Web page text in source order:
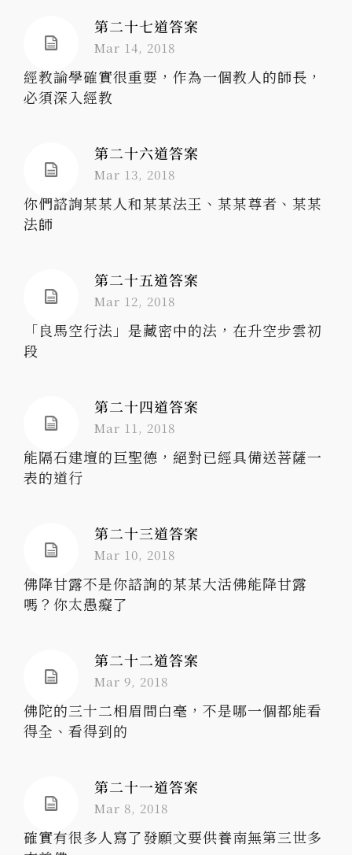
第二十七道答案
Mar 14, 2018
經教論學確實很重要，作為一個教人的師長，
必須深入經教
第二十六道答案
Mar 13, 2018
你們諮詢某某人和某某法王、某某尊者、某某
法師
第二十五道答案
Mar 12, 2018
「良馬空行法」是藏密中的法，在升空步雲初
段
第二十四道答案
Mar 11, 2018
能隔石建壇的巨聖德，絕對已經具備送菩薩一
表的道行
第二十三道答案
Mar 10, 2018
佛降甘露不是你諮詢的某某大活佛能降甘露
嗎？你太愚癡了
第二十二道答案
Mar 9, 2018
佛陀的三十二相眉間白毫，不是哪一個都能看
得全、看得到的
第二十一道答案
Mar 8, 2018
確實有很多人寫了發願文要供養南無第三世多